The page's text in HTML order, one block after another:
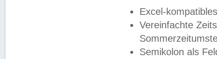
Excel-
Vereinfachte
Semikolon als